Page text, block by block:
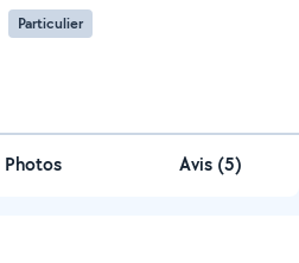
Particulier
Photos Avis (5)